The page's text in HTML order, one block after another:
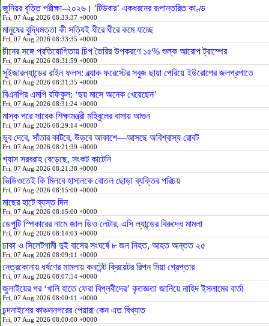
জুনিয়র বৃত্তি পরীক্ষা–২০২৬। 'টিউবার’ একধরনের রূপান্তরিত কাণ্ড
Fri, 07 Aug 2026 08:33:37 +0000
মানুষের বুদ্ধিমত্তা কী সত্যিই ধীরে ধীরে কমে যাচ্ছে
Fri, 07 Aug 2026 08:33:35 +0000
চীনের সঙ্গে প্রতিযোগিতায় চিপ তৈরির উপকরণে ১৫% শুল্ক আরোপ ট্রাম্পের
Fri, 07 Aug 2026 08:31:59 +0000
সুইজারল্যান্ডের রাইন ফলস: ব্ল্যাক ফরেস্টের সবুজ ছায়া পেরিয়ে ইউরোপের জলপ্রপাতে
Fri, 07 Aug 2026 08:31:35 +0000
বিএনপির এমপি রফিকুল: ‘ছয় মাসে অনেক খেয়েছেন’
Fri, 07 Aug 2026 08:31:24 +0000
মাস্ক পরে সাবেক শিক্ষামন্ত্রী মহিবুলের বাসায় আগুন
Fri, 07 Aug 2026 08:29:14 +0000
ডুব দেবে, সাঁতার কাটবে, উড়বে আকাশে—আসছে অবিশ্বাস্য রোবট
Fri, 07 Aug 2026 08:21:39 +0000
গ্যাস সরবরাহ বেড়েছে, সংকট কাটেনি
Fri, 07 Aug 2026 08:21:38 +0000
ভিডিওতেই কি মিলবে হাসানকে বোতল ছোড়া ব্যক্তির পরিচয়
Fri, 07 Aug 2026 08:15:00 +0000
মাছের হাটে ব্যস্ত দিন
Fri, 07 Aug 2026 08:15:00 +0000
ডেপুটি স্পিকারের নামে জাল ডিও লেটার, এসি ল্যান্ডের বিরুদ্ধে মামলা
Fri, 07 Aug 2026 08:14:03 +0000
ঢাকা ও সিলেটগামী দুই বাসের সংঘর্ষে ৮ জন নিহত, আহত অন্তত ২৫
Fri, 07 Aug 2026 08:09:11 +0000
নেত্রকোনায় ধর্ষণের মামলায় কনটেন্ট ক্রিয়েটর রিপন মিয়া গ্রেপ্তার
Fri, 07 Aug 2026 08:07:54 +0000
জুলাইয়ের পর ‘খালি হাতে ফেরা বিপ্লবীদের’ কৃতজ্ঞতা জানিয়ে নাহিদ ইসলামের বার্তা
Fri, 07 Aug 2026 08:00:11 +0000
চন্দনাইশের কাঞ্চননগরের পেয়ারা কেন এত বিখ্যাত
Fri, 07 Aug 2026 08:00:00 +0000